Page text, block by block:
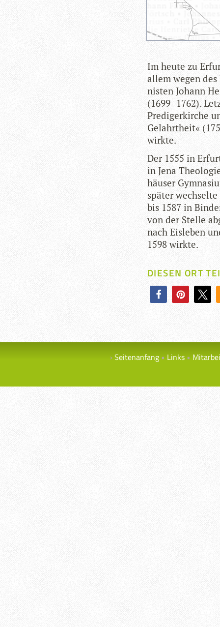
Im heute zu
allem wegen
nis­ten Johann
(1699–1762).
Pre­di­ger­kir­che
Gelahrt­heit«
wirkte.
Der 1555 in
in Jena
häu­ser
spä­ter
bis 1587 in
von der Stelle
nach Eis­le­ben
1598 wirkte.
DIESEN ORT
Seitenanfang Links